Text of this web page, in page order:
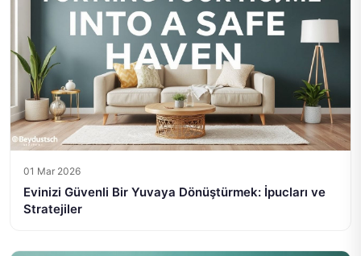
01 Mar 2026
Evinizi Güvenli Bir Yuvaya Dönüştürmek: İpucları ve
Stratejiler